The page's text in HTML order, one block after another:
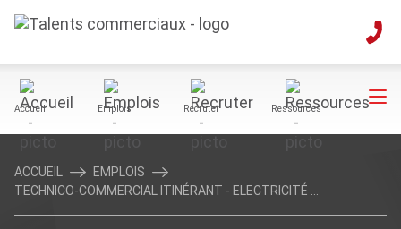
Accueil Emplois Recruter Ressources
ACCUEIL
EMPLOIS
TECHNICO-COMMERCIAL ITINÉRANT - ELECTRICITÉ ...